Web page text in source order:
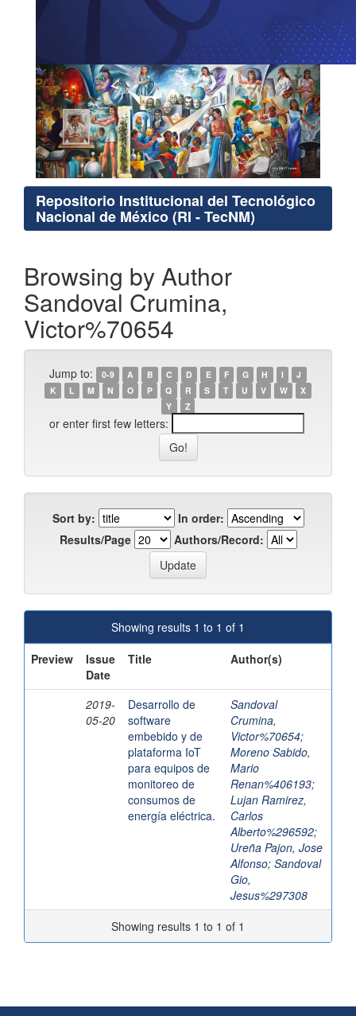
Repositorio Institucional del Tecnológico
Nacional de México (RI - TecNM)
Browsing by Author
Sandoval Crumina,
Victor%70654
Jump to: 0-9 A B C D E F G H I
J
K
L M N O P Q R S T U V W
X
Y
Z
or enter first few letters:
Sort by:
In order:
Results/Page
Authors/Record:
Showing results 1 to 1 of 1
Preview
Issue
Date
Title Author(s)
2019-
05-20
Desarrollo de
software
embebido y de
plataforma IoT
para equipos de
monitoreo de
consumos de
energía eléctrica.
Sandoval
Crumina,
Victor%70654;
Moreno Sabido,
Mario
Renan%406193;
Lujan Ramirez,
Carlos
Alberto%296592;
Ureña Pajon, Jose
Alfonso; Sandoval
Gio,
Jesus%297308
Showing results 1 to 1 of 1